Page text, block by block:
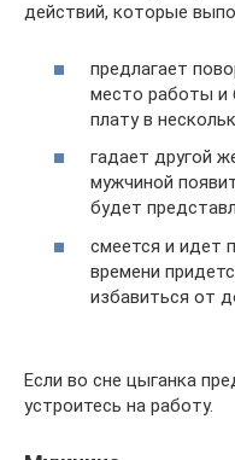
действий, которые
предлагает
место работы и
плату в
гадает другой
мужчиной
будет
смеется и идет
времени
избавиться от
Если во сне цыганка
устроитесь на работу.